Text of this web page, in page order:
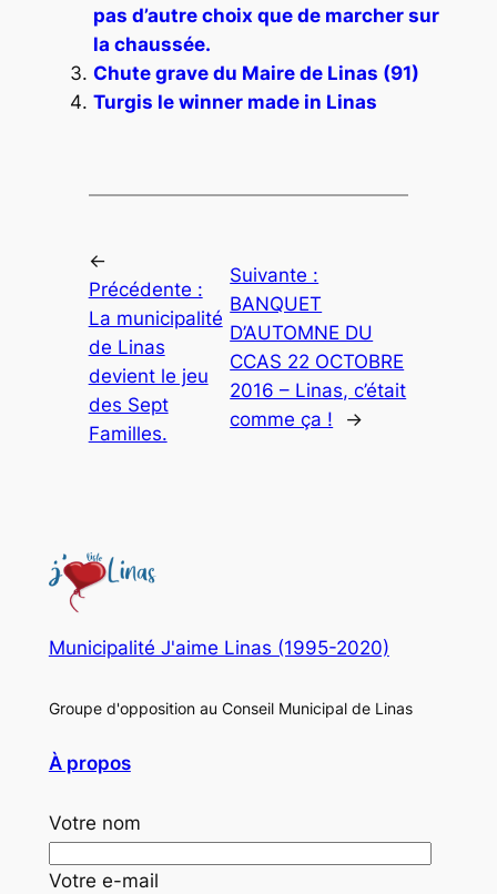
pas d’autre choix que de marcher sur
la chaussée.
Chute grave du Maire de Linas (91)
Turgis le winner made in Linas
←
Précédente :
La municipalité
de Linas
devient le jeu
des Sept
Familles.
Suivante :
BANQUET
D’AUTOMNE DU
CCAS 22 OCTOBRE
2016 – Linas, c’était
comme ça !
→
Municipalité J'aime Linas (1995-2020)
Groupe d'opposition au Conseil Municipal de Linas
À propos
Votre nom
Votre e-mail